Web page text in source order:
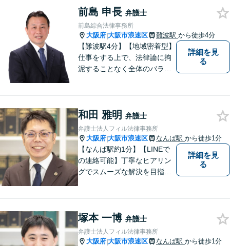
前島 申長 弁護士
前島綜合法律事務所
大阪府|大阪市浪速区 難波駅 から徒歩4分
【難波駅4分】【地域密着型】
仕事をする上で、法律論に拘
泥することなく全体のバラン
クライアントの話を丁寧に聞
き、意思疎通を測った上で最
適な解決策を提示します。
詳細を見
る
和田 雅明 弁護士
弁護士法人フィル法律事務所
大阪府|大阪市浪速区 なんば駅 から徒歩1分
【なんば駅約1分】【LINEで
の連絡可能】丁寧なヒアリン
グでスムーズな解決を目指し
事故の被害に遭われた場合／
借金でお困りの方／相続トラ
ブルなどご相談ください【休
詳細を見
る
塚本 一博 弁護士
弁護士法人フィル法律事務所
大阪府|大阪市浪速区 なんば駅 から徒歩1分